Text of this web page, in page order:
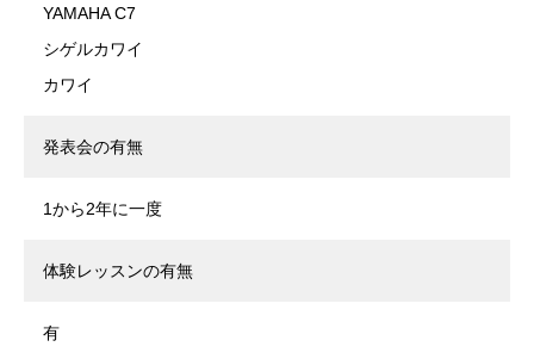
YAMAHA C7
シゲルカワイ
カワイ
発表会の有無
1から2年に一度
体験レッスンの有無
有